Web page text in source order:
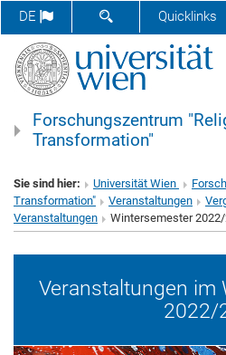
DE SUCHFORMULAR
Quicklinks
Forschungszentrum
Transformation"
Sie sind hier: Universität Wien
Transformation"
Veranstaltungen
Veranstaltungen
Wintersemester
Veranstaltungen im
2022/